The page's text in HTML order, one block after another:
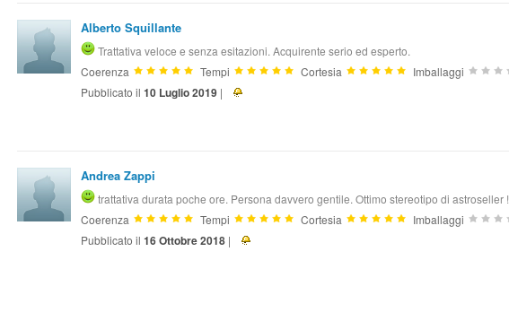
Alberto Squillante
Trattativa veloce e senza esitazioni. Acquirente serio ed esperto.
Coerenza
Tempi Cortesia
Imballaggi
Pubblicato il10 Luglio 2019 |
Andrea Zappi
trattativa durata poche ore. Persona davvero gentile. Ottimo stereotipo di astroseller !
Coerenza
Tempi Cortesia
Imballaggi
Pubblicato il16 Ottobre 2018 |